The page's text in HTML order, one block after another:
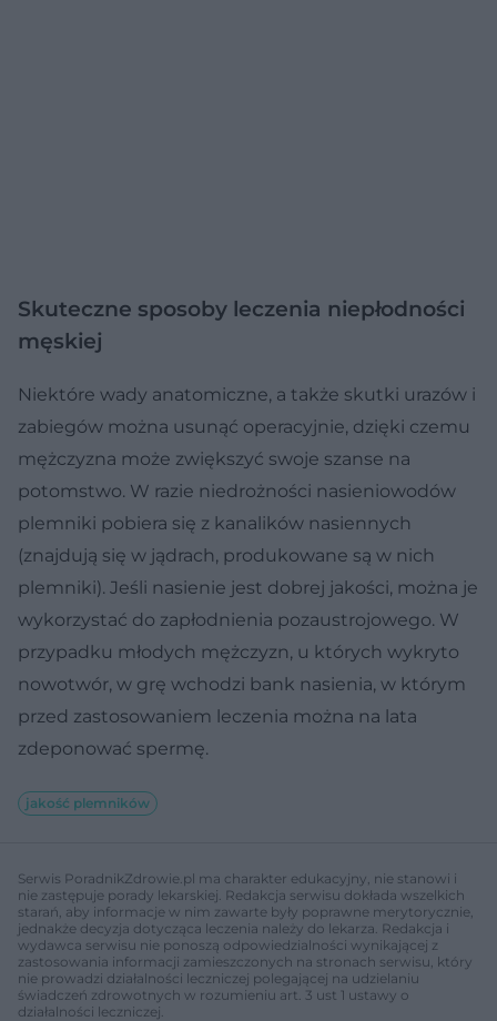
Skuteczne sposoby leczenia niepłodności
męskiej
Niektóre wady anatomiczne, a także skutki urazów i
zabiegów można usunąć operacyjnie, dzięki czemu
mężczyzna może zwiększyć swoje szanse na
potomstwo. W razie niedrożności nasieniowodów
plemniki pobiera się z kanalików nasiennych
(znajdują się w jądrach, produkowane są w nich
plemniki). Jeśli nasienie jest dobrej jakości, można je
wykorzystać do zapłodnienia pozaustrojowego. W
przypadku młodych mężczyzn, u których wykryto
nowotwór, w grę wchodzi bank nasienia, w którym
przed zastosowaniem leczenia można na lata
zdeponować spermę.
jakość plemników
Serwis PoradnikZdrowie.pl ma charakter edukacyjny, nie stanowi i
nie zastępuje porady lekarskiej. Redakcja serwisu dokłada wszelkich
starań, aby informacje w nim zawarte były poprawne merytorycznie,
jednakże decyzja dotycząca leczenia należy do lekarza. Redakcja i
wydawca serwisu nie ponoszą odpowiedzialności wynikającej z
zastosowania informacji zamieszczonych na stronach serwisu, który
nie prowadzi działalności leczniczej polegającej na udzielaniu
świadczeń zdrowotnych w rozumieniu art. 3 ust 1 ustawy o
działalności leczniczej.